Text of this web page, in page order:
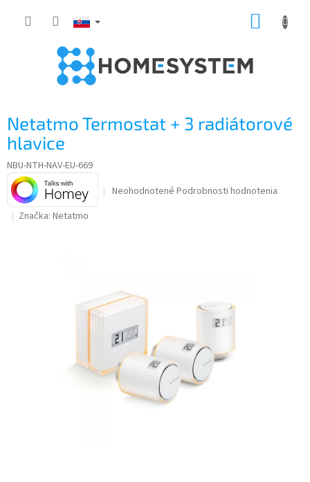
Netatmo Termostat + 3 radiátorové
hlavice
NBU-NTH-NAV-EU-669
Priemerné
Neohodnotené Podrobnosti hodnotenia
Značka: Netatmo